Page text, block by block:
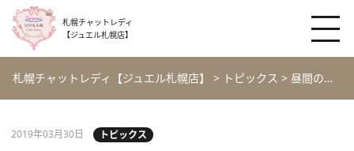
札幌チャットレディ
【ジュエル札幌店】
札幌チャットレディ【ジュエル札幌店】 > トピックス > 昼間のチャットレディ事情
2019年03月30日 トピックス